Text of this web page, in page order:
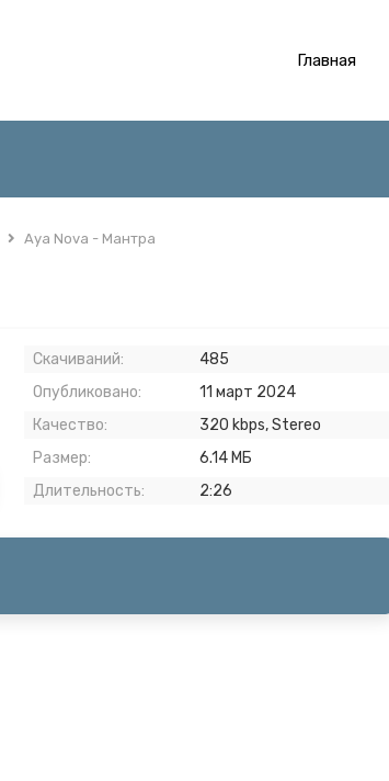
Главная
Aya Nova - Мантра
Скачиваний:
485
Опубликовано:
11 март 2024
Качество:
320 kbps, Stereo
Размер:
6.14 МБ
Длительность:
2:26